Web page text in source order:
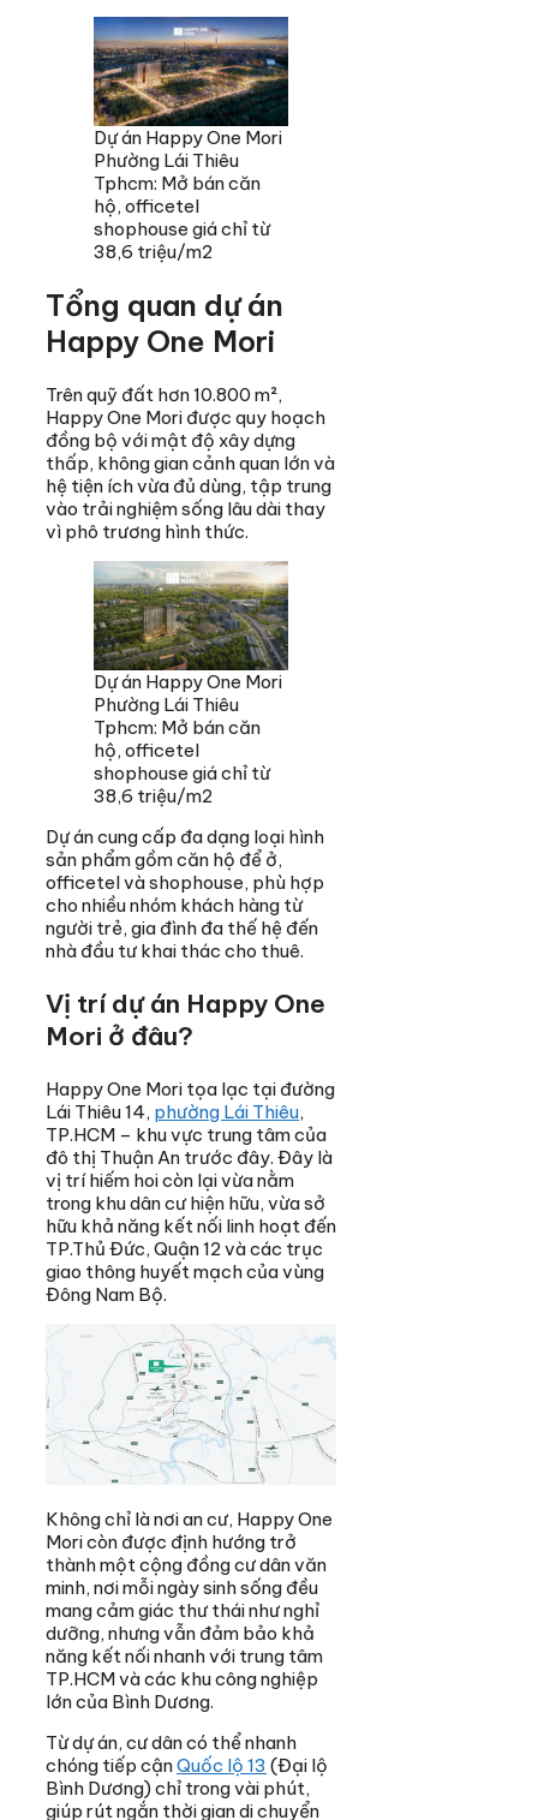
Dự án Happy One Mori
Phường Lái Thiêu
Tphcm: Mở bán căn
hộ, officetel
shophouse giá chỉ từ
38,6 triệu/m2
Tổng quan dự án
Happy One Mori
Trên quỹ đất hơn 10.800 m²,
Happy One Mori được quy hoạch
đồng bộ với mật độ xây dựng
thấp, không gian cảnh quan lớn và
hệ tiện ích vừa đủ dùng, tập trung
vào trải nghiệm sống lâu dài thay
vì phô trương hình thức.
Dự án Happy One Mori
Phường Lái Thiêu
Tphcm: Mở bán căn
hộ, officetel
shophouse giá chỉ từ
38,6 triệu/m2
Dự án cung cấp đa dạng loại hình
sản phẩm gồm căn hộ để ở,
officetel và shophouse, phù hợp
cho nhiều nhóm khách hàng từ
người trẻ, gia đình đa thế hệ đến
nhà đầu tư khai thác cho thuê.
Vị trí dự án Happy One
Mori ở đâu?
Happy One Mori tọa lạc tại đường
Lái Thiêu 14, phường Lái Thiêu,
TP.HCM – khu vực trung tâm của
đô thị Thuận An trước đây. Đây là
vị trí hiếm hoi còn lại vừa nằm
trong khu dân cư hiện hữu, vừa sở
hữu khả năng kết nối linh hoạt đến
TP.Thủ Đức, Quận 12 và các trục
giao thông huyết mạch của vùng
Đông Nam Bộ.
Không chỉ là nơi an cư, Happy One
Mori còn được định hướng trở
thành một cộng đồng cư dân văn
minh, nơi mỗi ngày sinh sống đều
mang cảm giác thư thái như nghỉ
dưỡng, nhưng vẫn đảm bảo khả
năng kết nối nhanh với trung tâm
TP.HCM và các khu công nghiệp
lớn của Bình Dương.
Từ dự án, cư dân có thể nhanh
chóng tiếp cậnQuốc lộ 13 (Đại lộ
Bình Dương) chỉ trong vài phút,
giúp rút ngắn thời gian di chuyển